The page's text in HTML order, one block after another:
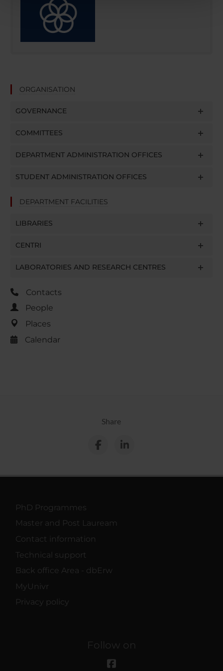
pubblicità e social media, i quali potrebbero combinarle
con altre informazioni che hai fornito loro o che hanno
raccolto dal tuo utilizzo dei loro servizi.
ORGANISATION
GOVERNANCE
COMMITTEES
DEPARTMENT ADMINISTRATION OFFICES
STUDENT ADMINISTRATION OFFICES
DEPARTMENT FACILITIES
LIBRARIES
CENTRI
LABORATORIES AND RESEARCH CENTRES
Contacts
People
Places
Calendar
Share
PhD Programmes
Master and Post Lauream
Contact information
Technical support
Back office Area - dbErw
MyUnivr
Privacy policy
Follow on